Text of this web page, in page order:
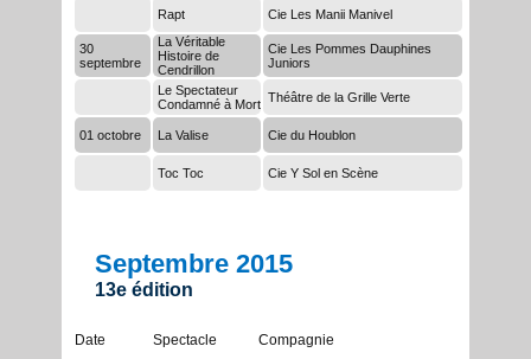
Rapt Cie Les Manii Manivel
30
septembre
La Véritable
Histoire de
Cendrillon
Cie Les Pommes Dauphines
Juniors
Le Spectateur
Condamné à Mort Théâtre de la Grille Verte
01 octobre La Valise Cie du Houblon
Toc Toc Cie Y Sol en Scène
Septembre 2015
13e édition
Date Spectacle Compagnie